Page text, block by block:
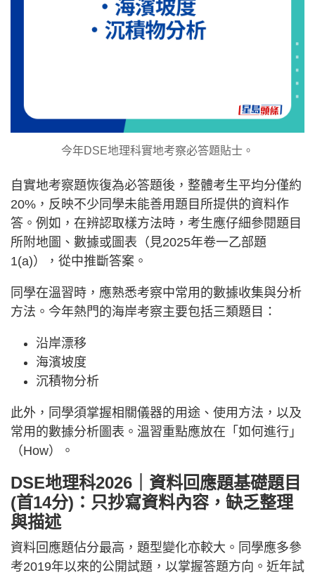
今年DSE地理科實地考察必答題貼士。
自實地考察題恢復為必答題後，整體考生平均分僅約
20%，反映不少同學未能善用題目所提供的資料作
答。例如，在辨認取樣方法時，考生應仔細參閱題目
所附地圖、數據或圖表（見2025年卷一乙部題
1(a)），從中推斷答案。
同學在溫習時，應熟悉考察中常用的數據收集與分析
方法。今年熱門的海岸考察主要包括三類題目：
沿岸漂移
海濱坡度
沉積物分析
此外，同學須掌握相關儀器的用途、使用方法，以及
常用的數據分析圖表。溫習重點應放在「如何進行」
（How）。
DSE地理科2026｜資料回應題基礎題目
(首14分)：只抄寫資料內容，缺乏整理
與描述
資料回應題佔分最高，題型變化亦較大。同學應多參
考2019年以來的公開試題，以掌握答題方向。近年試